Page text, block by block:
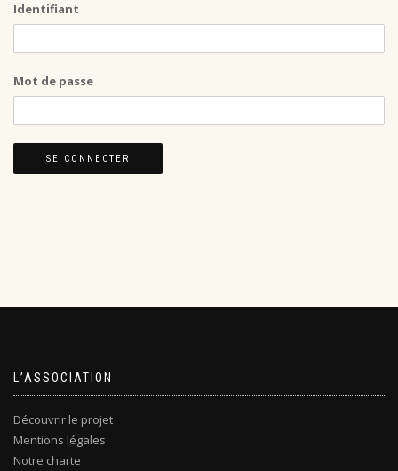
Identifiant
Mot de passe
L’ASSOCIATION
Découvrir le projet
Mentions légales
Notre charte